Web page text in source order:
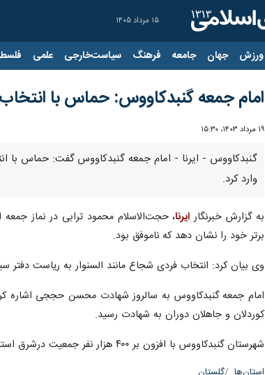
۱۵ مرداد ۱۴۰۵
ورزش جهان جامعه فرهنگ سیاست‌خارجی علمی
امام جمعه گنبدکاووس: حماس با
۱۹ مرداد ۱۴۰۳، ۱۵:۳۰
گنبدکاووس - ایرنا - امام جمعه گنبدکاووس گفت: حماس با
وارد کرد.
به گزارش خبرنگار ایرنا، حجت‌الاسلام محمود ترابی در نماز
برتر خود را نشان دهد که ناموفق بود.
وی بیان کرد: انتخاب فردی شجاع مانند السنوار به ریاست
امام جمعه گنبدکاووس به سالروز شهادت محسن حججی
کوردلان و جاهلان دوران به شهادت رسید.
شهرستان گنبدکاووس با افزون بر ۴۰۰ هزار نفر جمعیت درشرق استان گلستان واقع است.